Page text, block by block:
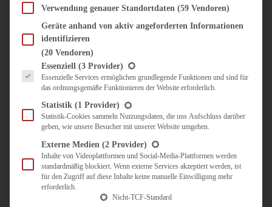
DIPS, SAUCEN, CHUTNEYS
KÜCHENGESCHENKE
UNTERWEGS
KULINARISCH UNTERWEGS
ÜBER MICH
ZUSAMMENARBEIT
Verwendung genauer Standortdaten (59 Vendoren)
Geräte anhand von aktiv angeforderten Informationen
identifizieren
(20 Vendoren)
Es folgt eine Liste der Service-Gruppen, für die eine Einwilligung erteilt werden
Essenziell (3 Provider)
Essenzielle Services ermöglichen grundlegende Funktionen und sind für
das ordnungsgemäße Funktionieren der Website erforderlich.
Statistik (1 Provider)
Statistik-Cookies sammeln Nutzungsdaten, die uns Aufschluss darüber
geben, wie unsere Besucher mit unserer Website umgehen.
Externe Medien (2 Provider)
Inhalte von Videoplattformen und Social-Media-Plattformen werden
standardmäßig blockiert. Wenn externe Services akzeptiert werden, ist
für den Zugriff auf diese Inhalte keine manuelle Einwilligung mehr
erforderlich.
Nicht-TCF-Standard